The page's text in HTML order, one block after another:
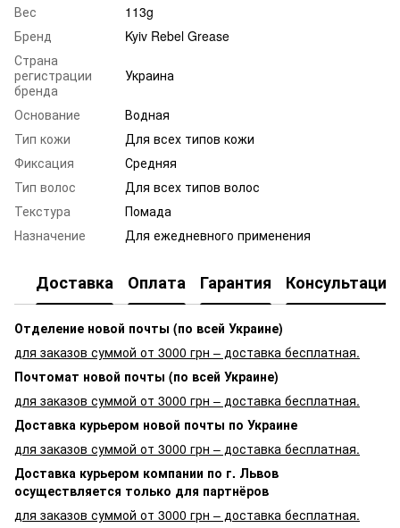
Вес
113g
Бренд
Kyiv Rebel Grease
Страна
регистрации
бренда
Украина
Основание
Водная
Тип кожи
Для всех типов кожи
Фиксация
Средняя
Тип волос
Для всех типов волос
Текстура
Помада
Назначение
Для ежедневного применения
Доставка Оплата Гарантия Консультация
Отделение новой почты (по всей Украине)
для заказов суммой от 3000 грн – доставка бесплатная.
Почтомат новой почты (по всей Украине)
для заказов суммой от 3000 грн – доставка бесплатная.
Доставка курьером новой почты по Украине
для заказов суммой от 3000 грн – доставка бесплатная.
Доставка курьером компании по г. Львов
осуществляется только для партнёров
для заказов суммой от 3000 грн – доставка бесплатная.